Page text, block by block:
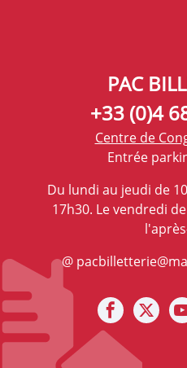
PAC
+33 (0)4
Centre de
Entrée
Du lundi au jeudi de
17h30. Le vendredi
@
Notre